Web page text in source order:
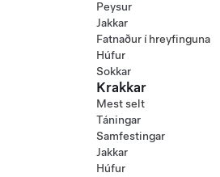
Peysur
Jakkar
Fatnaður í hreyfinguna
Húfur
Sokkar
Krakkar
Mest selt
Táningar
Samfestingar
Jakkar
Húfur